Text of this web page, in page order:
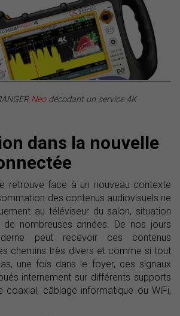
Neodécodant un service 4K
dans la nouvelle
retrouve face à un nouveau contexte
des contenus audiovisuels ne
au téléviseur du salon, situation
de nombreuses années. De nos jours
peut recevoir ces contenus
chemins très divers et comme si tout
une fois dans le foyer, ces signaux
internement sur différents supports
coaxial, câblage informatique ou WiFi,